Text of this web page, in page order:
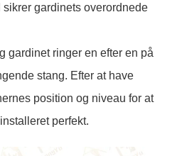
gardinets overordnede
ringer en efter en på
stang. Efter at have
position og niveau for at
perfekt.